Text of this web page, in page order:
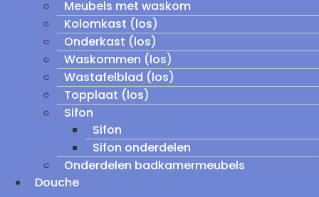
Meubels met waskom
Kolomkast (los)
Onderkast (los)
Waskommen (los)
Wastafelblad (los)
Topplaat (los)
Sifon
Sifon
Sifon onderdelen
Onderdelen badkamermeubels
Douche